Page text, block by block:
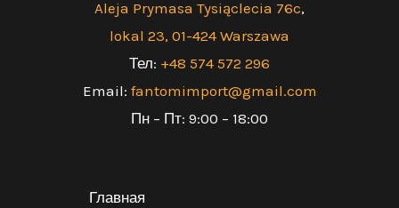
Aleja Prymasa Tysiąclecia 76c,
lokal 23, 01-424 Warszawa
Тел: +48 574 572 296
Email: fantomimport@gmail.com
Пн – Пт: 9:00 – 18:00
Главная